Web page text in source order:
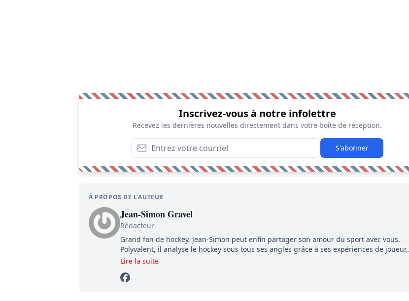
Inscrivez-vous à notre infolettre
Recevez les dernières nouvelles directement dans votre boîte de réception.
S'abonner
À PROPOS DE L'AUTEUR
Jean-Simon Gravel
Rédacteur
Grand fan de hockey, Jean-Simon peut enfin partager son amour du sport avec vous.
Polyvalent, il analyse le hockey sous tous ses angles grâce à ses expériences de joueur,
d'entraîneur, d'arbitre, mais surtout, d'amateur. Le tout agrémenté d'un écriture concise,
Lire la suite